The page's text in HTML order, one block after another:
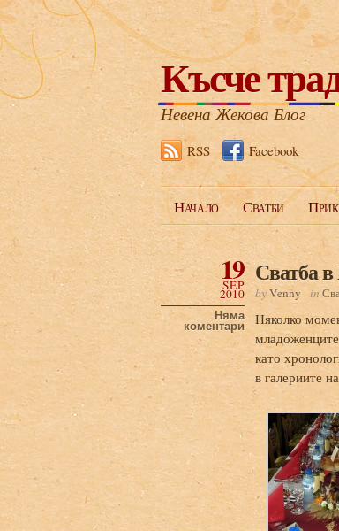
Късче
Невена Жекова Блог
RSS Facebook
Начало Сватби
Сватба
19
SEP
2010
Няма
коментари
byVenny in
Няколко
като
в галериите